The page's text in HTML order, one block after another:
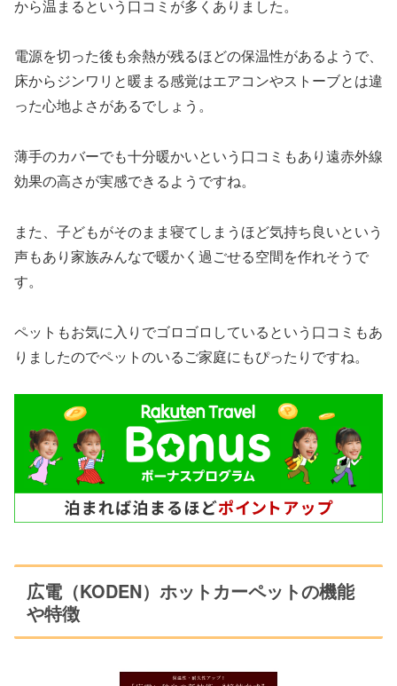
から温まるという口コミが多くありました。
電源を切った後も余熱が残るほどの保温性があるようで、
床からジンワリと暖まる感覚はエアコンやストーブとは違
った心地よさがあるでしょう。
薄手のカバーでも十分暖かいという口コミもあり遠赤外線
効果の高さが実感できるようですね。
また、子どもがそのまま寝てしまうほど気持ち良いという
声もあり家族みんなで暖かく過ごせる空間を作れそうで
す。
ペットもお気に入りでゴロゴロしているという口コミもあ
りましたのでペットのいるご家庭にもぴったりですね。
広電（KODEN）ホットカーペットの機能
や特徴